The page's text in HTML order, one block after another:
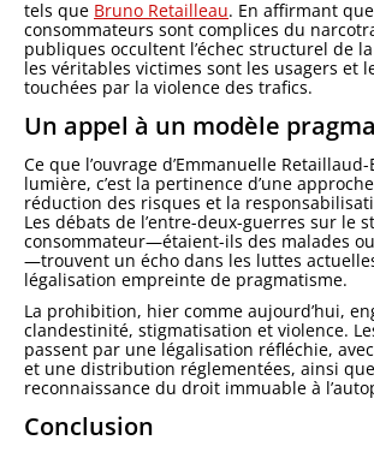
tels que Bruno Retailleau. En affirmant
consommateurs sont complices du
publiques occultent l’échec structurel de
les véritables victimes sont les usagers et
touchées par la violence des trafics.
Un appel à un modèle
Ce que l’ouvrage d’Emmanuelle
lumière, c’est la pertinence d’une
réduction des risques et la
Les débats de l’entre-deux-guerres sur le
consommateur—étaient-ils des malades
—trouvent un écho dans les luttes
légalisation empreinte de pragmatisme.
La prohibition, hier comme aujourd’hui,
clandestinité, stigmatisation et violence.
passent par une légalisation réfléchie,
et une distribution réglementées, ainsi
reconnaissance du droit immuable à
Conclusion